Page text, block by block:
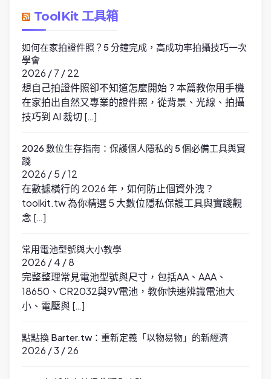
ToolKit 工具箱
如何在家拍證件照？5 分鐘完成，高成功率拍攝技巧一次
學會
2026 / 7 / 22
想自己拍證件照卻不知道怎麼開始？本篇教你用手機
在家拍出自然又專業的證件照，從背景、光線、拍攝
技巧到 AI 裁切 […]
2026 數位生存指南：保護個人隱私的 5 個必備工具與實
踐
2026 / 5 / 12
在數據橫行的 2026 年，如何防止個資外洩？
toolkit.tw 為你精選 5 大數位隱私保護工具與實踐觀
念 […]
常用電池型號與大小教學
2026 / 4 / 8
完整整理常見電池型號與尺寸，包括AA、AAA、
18650、CR2032與9V電池，教你快速辨識電池大
小、電壓與 […]
點點換 Barter.tw：重新定義「以物易物」的新經濟
2026 / 3 / 26